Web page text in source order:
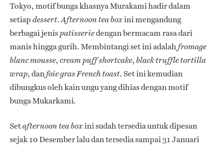
Tokyo, motif bunga khasnya Murakami hadir dalam
setiap dessert.Afternoon tea boxini mengandung
berbagai jenispatisseriedengan bermacam rasa dari
manis hingga gurih. Membintangi set ini adalah fromage
blanc mousse, cream puff shortcake, black truffle tortilla
wrap, dan foie gras French toast. Set ini kemudian
dibungkus oleh kain ungu yang dihias dengan motif
bunga Mukarkami.
Setafternoon tea boxini sudah tersedia untuk dipesan
sejak 10 Desember lalu dan tersedia sampai 31 Januari